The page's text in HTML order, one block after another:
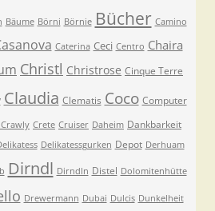
Bäume Börni Börnie Bücher Camino
Caterina Ceci Centro Chaira
Christl Christrose Cinque Terre
Claudia Clematis Coco Computer
Crete Cruiser Daheim Dankbarkeit
Delikatessgurken Depot Derhuam
Dirndl Dirndln Distel Dolomitenhütte
Drewermann Dubai Dulcis Dunkelheit